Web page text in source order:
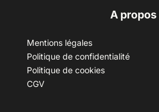
A propos
Mentions légales
Politique de confidentialité
Politique de cookies
CGV